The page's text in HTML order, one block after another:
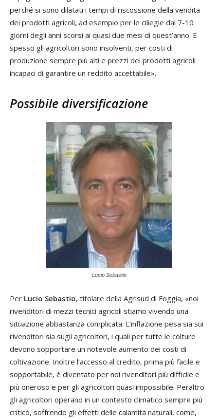
perché si sono dilatati i tempi di riscossione della vendita
dei prodotti agricoli, ad esempio per le ciliegie dai 7-10
giorni degli anni scorsi ai quasi due mesi di quest’anno. E
spesso gli agricoltori sono insolventi, per costi di
produzione sempre più alti e prezzi dei prodotti agricoli
incapaci di garantire un reddito accettabile».
Possibile diversificazione
Lucio Sebastio
Per Lucio Sebastio, titolare della Agrisud di Foggia, «noi
rivenditori di mezzi tecnici agricoli stiamo vivendo una
situazione abbastanza complicata. L’inflazione pesa sia sui
rivenditori sia sugli agricoltori, i quali per tutte le colture
devono sopportare un notevole aumento dei costi di
coltivazione. Inoltre l’accesso al credito, prima più facile e
sopportabile, è diventato per noi rivenditori più difficile e
più oneroso e per gli agricoltori quasi impossibile. Peraltro
gli agricoltori operano in un contesto climatico sempre più
critico, soffrendo gli effetti delle calamità naturali, come,